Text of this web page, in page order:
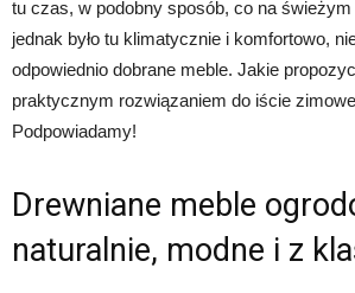
tu czas, w podobny sposób, co na
jednak było tu klimatycznie i komfortowo,
odpowiednio dobrane meble. Jakie
praktycznym rozwiązaniem do iście
Podpowiadamy!
Drewniane meble
naturalnie, modne i z